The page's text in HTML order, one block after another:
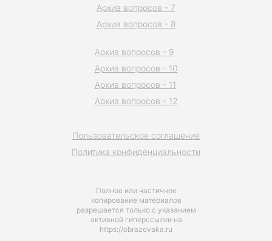
Полное или частичное
копирование материалов
разрешается только с указанием
активной гиперссылки на
https://obrazovaka.ru
Пользовательское соглашение
Политика конфиденциальности
Архив вопросов - 7
Архив вопросов - 8
Архив вопросов - 9
Архив вопросов - 10
Архив вопросов - 11
Архив вопросов - 12